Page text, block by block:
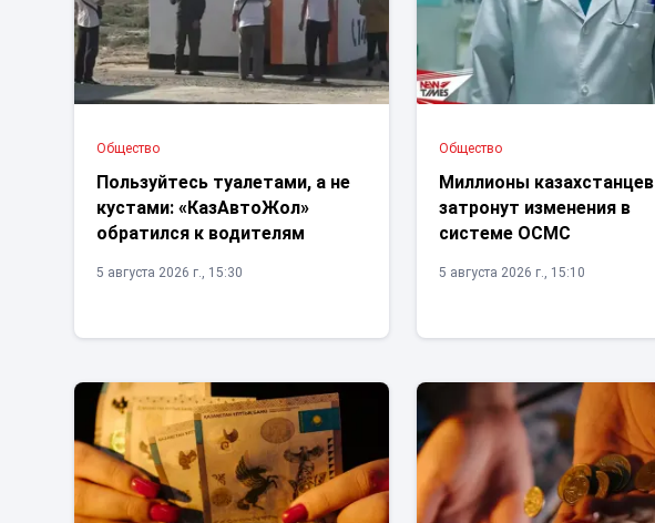
Общество
Пользуйтесь туалетами, а не
кустами: «КазАвтоЖол»
обратился к водителям
5 августа 2026 г., 15:30
Общество
Миллионы казахстанцев
затронут изменения в
системе ОСМС
5 августа 2026 г., 15:10